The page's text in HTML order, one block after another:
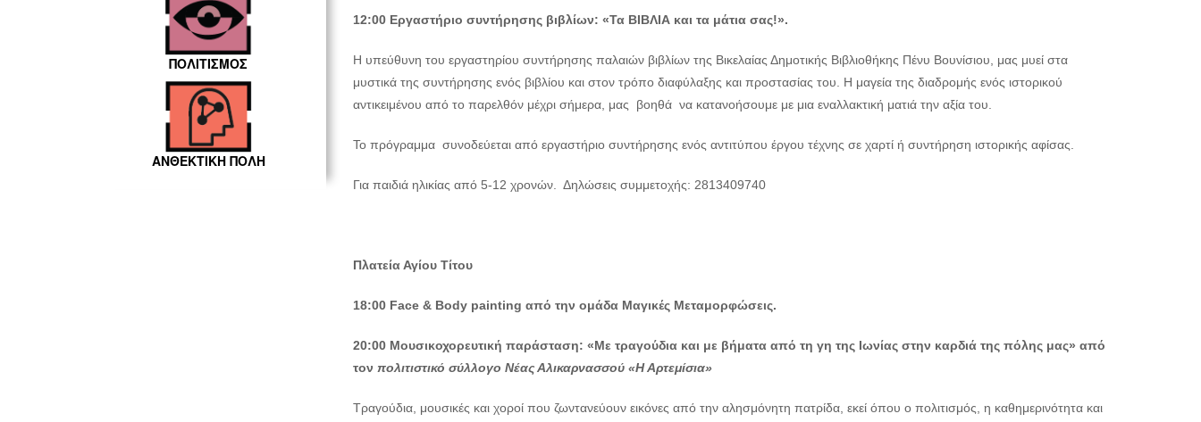
ΠΟΛΙΤΙΣΜΟΣ
ΑΝΘΕΚΤΙΚΗ ΠΟΛΗ
12:00 Εργαστήριο συντήρησης βιβλίων: «Τα ΒΙΒΛΙΑ και τα μάτια σας!».
Η υπεύθυνη του εργαστηρίου συντήρησης παλαιών βιβλίων της Βικελαίας Δημοτικής Βιβλιοθήκης Πένυ Βουνίσιου, μας μυεί στα
μυστικά της συντήρησης ενός βιβλίου και στον τρόπο διαφύλαξης και προστασίας του. Η μαγεία της διαδρομής ενός ιστορικού
αντικειμένου από το παρελθόν μέχρι σήμερα, μας βοηθά να κατανοήσουμε με μια εναλλακτική ματιά την αξία του.
Το πρόγραμμα συνοδεύεται από εργαστήριο συντήρησης ενός αντιτύπου έργου τέχνης σε χαρτί ή συντήρηση ιστορικής αφίσας.
Για παιδιά ηλικίας από 5-12 χρονών. Δηλώσεις συμμετοχής: 2813409740
Πλατεία Αγίου Τίτου
18:00 Face & Body painting από την ομάδα Μαγικές Μεταμορφώσεις.
20:00 Μουσικοχορευτική παράσταση: «Με τραγούδια και με βήματα από τη γη της Ιωνίας στην καρδιά της πόλης μας» από
τον πολιτιστικό σύλλογο Νέας Αλικαρνασσού «Η Αρτεμίσια»
Τραγούδια, μουσικές και χοροί που ζωντανεύουν εικόνες από την αλησμόνητη πατρίδα, εκεί όπου ο πολιτισμός, η καθημερινότητα και